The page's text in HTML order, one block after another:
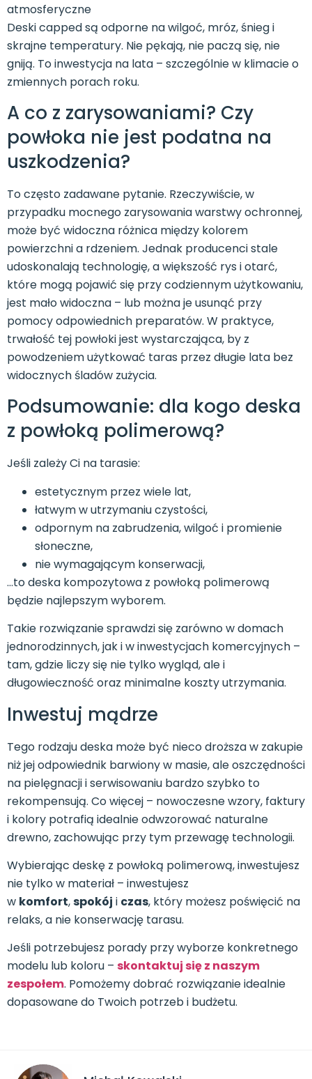
atmosferyczne
Deski capped są odporne na wilgoć, mróz, śnieg i
skrajne temperatury. Nie pękają, nie paczą się, nie
gniją. To inwestycja na lata – szczególnie w klimacie o
zmiennych porach roku.
A co z zarysowaniami? Czy
powłoka nie jest podatna na
uszkodzenia?
To często zadawane pytanie. Rzeczywiście, w
przypadku mocnego zarysowania warstwy ochronnej,
może być widoczna różnica między kolorem
powierzchni a rdzeniem. Jednak producenci stale
udoskonalają technologię, a większość rys i otarć,
które mogą pojawić się przy codziennym użytkowaniu,
jest mało widoczna – lub można je usunąć przy
pomocy odpowiednich preparatów. W praktyce,
trwałość tej powłoki jest wystarczająca, by z
powodzeniem użytkować taras przez długie lata bez
widocznych śladów zużycia.
Podsumowanie: dla kogo deska
z powłoką polimerową?
Jeśli zależy Ci na tarasie:
estetycznym przez wiele lat,
łatwym w utrzymaniu czystości,
odpornym na zabrudzenia, wilgoć i promienie
słoneczne,
nie wymagającym konserwacji,
…to deska kompozytowa z powłoką polimerową
będzie najlepszym wyborem.
Takie rozwiązanie sprawdzi się zarówno w domach
jednorodzinnych, jak i w inwestycjach komercyjnych –
tam, gdzie liczy się nie tylko wygląd, ale i
długowieczność oraz minimalne koszty utrzymania.
Inwestuj mądrze
Tego rodzaju deska może być nieco droższa w zakupie
niż jej odpowiednik barwiony w masie, ale oszczędności
na pielęgnacji i serwisowaniu bardzo szybko to
rekompensują. Co więcej – nowoczesne wzory, faktury
i kolory potrafią idealnie odwzorować naturalne
drewno, zachowując przy tym przewagę technologii.
Wybierając deskę z powłoką polimerową, inwestujesz
nie tylko w materiał – inwestujesz
w komfort,spokój i czas, który możesz poświęcić na
relaks, a nie konserwację tarasu.
Jeśli potrzebujesz porady przy wyborze konkretnego
modelu lub koloru – skontaktuj się z naszym
zespołem. Pomożemy dobrać rozwiązanie idealnie
dopasowane do Twoich potrzeb i budżetu.